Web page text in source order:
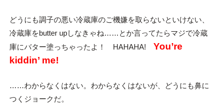
どうにも調子の悪い冷蔵庫のご機嫌を取らないといけない、
冷蔵庫をbutter upしなきゃね……とか言ってたらマジで冷蔵
庫にバター塗っちゃったよ！ HAHAHA! You’re
kiddin’ me!
……わからなくはない。わからなくはないが、どうにも鼻に
つくジョークだ。